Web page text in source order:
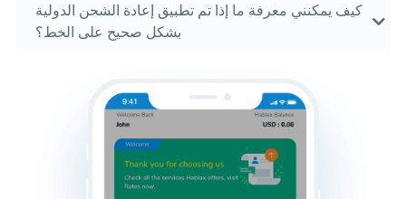
كيف يمكنني معرفة ما إذا تم تطبيق إعادة الشحن الدولية
بشكل صحيح على الخط؟